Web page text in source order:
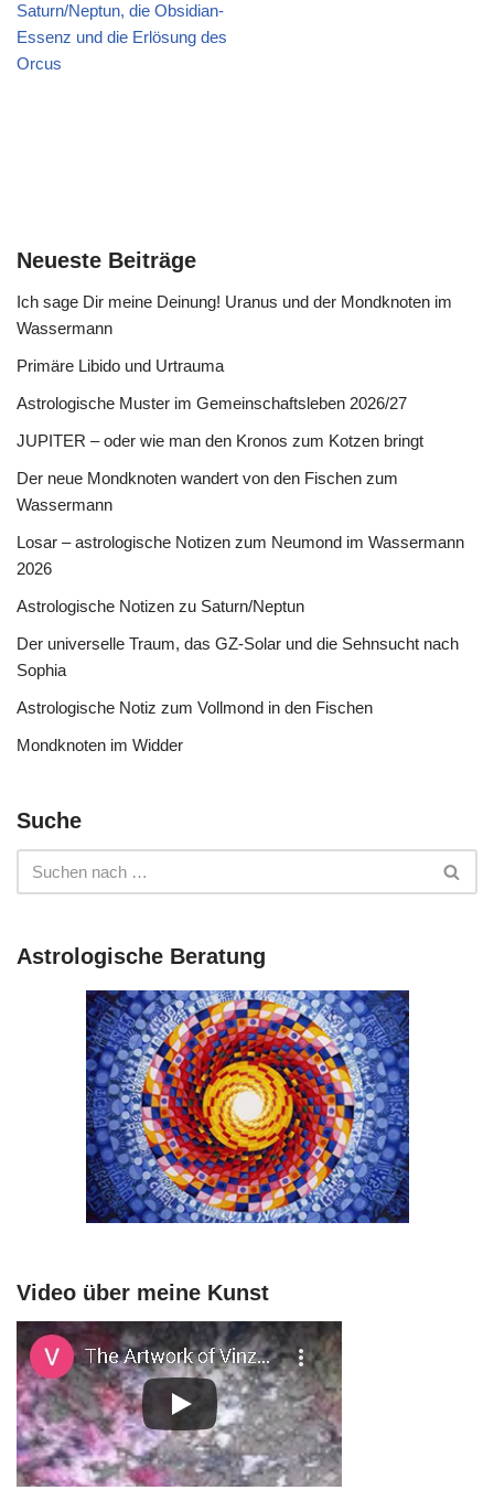
Saturn/Neptun, die Obsidian-
Essenz und die Erlösung des
Orcus
Neueste Beiträge
Ich sage Dir meine Deinung! Uranus und der Mondknoten im
Wassermann
Primäre Libido und Urtrauma
Astrologische Muster im Gemeinschaftsleben 2026/27
JUPITER – oder wie man den Kronos zum Kotzen bringt
Der neue Mondknoten wandert von den Fischen zum
Wassermann
Losar – astrologische Notizen zum Neumond im Wassermann
2026
Astrologische Notizen zu Saturn/Neptun
Der universelle Traum, das GZ-Solar und die Sehnsucht nach
Sophia
Astrologische Notiz zum Vollmond in den Fischen
Mondknoten im Widder
Suche
Astrologische Beratung
Video über meine Kunst